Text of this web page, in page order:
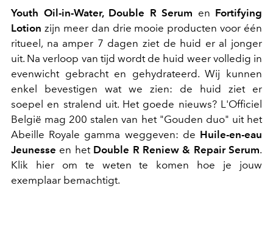
Youth Oil-in-Water, Double R Serum en Fortifying
Lotion zijn meer dan drie mooie producten voor één
ritueel, na amper 7 dagen ziet de huid er al jonger
uit. Na verloop van tijd wordt de huid weer volledig in
evenwicht gebracht en gehydrateerd. Wij kunnen
enkel bevestigen wat we zien: de huid ziet er
soepel en stralend uit. Het goede nieuws? L'Officiel
België mag 200 stalen van het "Gouden duo" uit het
Abeille Royale gamma weggeven: de Huile-en-eau
Jeunesse en het Double R Reniew & Repair Serum.
Klik hier om te weten te komen hoe je jouw
exemplaar bemachtigt.